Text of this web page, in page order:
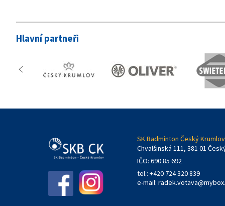
Hlavní partneři
SK Badminton Český
Chvalšinská 111, 381 01
IČO: 690 85 692
tel.: +420 724 320 839
e-mail: